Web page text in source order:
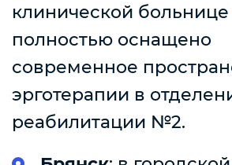
клинической
полностью оснащено
современное
эрготерапии в
реабилитации №2.